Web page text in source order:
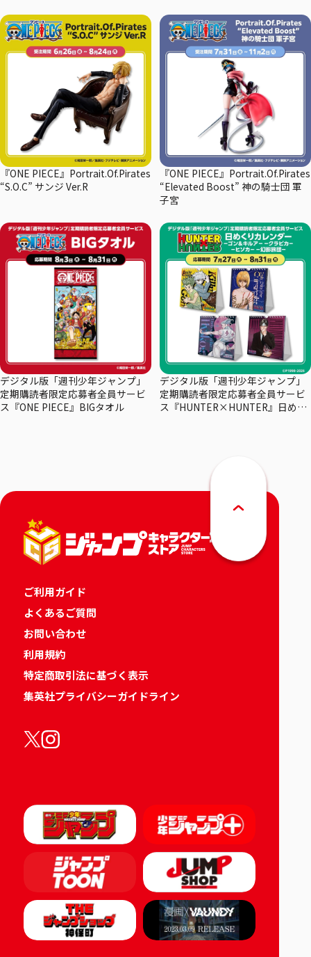
『ONE PIECE』Portrait.Of.Pirates
“S.O.C” サンジ Ver.R
『ONE PIECE』Portrait.Of.Pirates
“Elevated Boost” 神の騎士団 軍
子宮
デジタル版「週刊少年ジャンプ」
定期購読者限定応募者全員サービ
ス『ONE PIECE』BIGタオル
デジタル版「週刊少年ジャンプ」
定期購読者限定応募者全員サービ
ス『HUNTER×HUNTER』日めく
ご利用ガイド
よくあるご質問
お問い合わせ
利用規約
特定商取引法に基づく表示
集英社プライバシーガイドライン